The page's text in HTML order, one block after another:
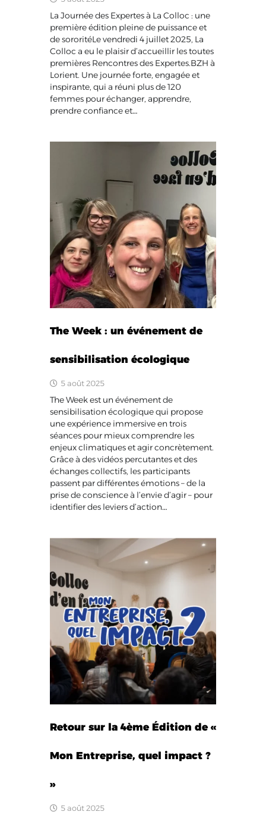
La Journée des Expertes à La Colloc : une
première édition pleine de puissance et
de sororitéLe vendredi 4 juillet 2025, La
Colloc a eu le plaisir d’accueillir les toutes
premières Rencontres des Expertes.BZH à
Lorient. Une journée forte, engagée et
inspirante, qui a réuni plus de 120
femmes pour échanger, apprendre,
prendre confiance et…
The Week : un événement de
sensibilisation écologique
5 août 2025
The Week est un événement de
sensibilisation écologique qui propose
une expérience immersive en trois
séances pour mieux comprendre les
enjeux climatiques et agir concrètement.
Grâce à des vidéos percutantes et des
échanges collectifs, les participants
passent par différentes émotions – de la
prise de conscience à l’envie d’agir – pour
identifier des leviers d’action…
Retour sur la 4ème Édition de «
Mon Entreprise, quel impact ?
»
5 août 2025